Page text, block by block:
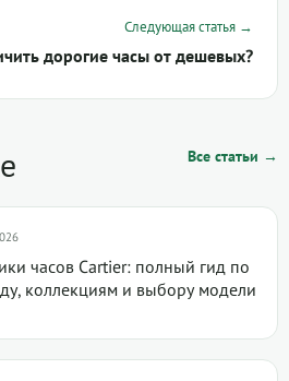
Следующая статья →
дорогие часы от дешевых?
Все статьи →
часов Cartier: полный гид по
коллекциям и выбору модели